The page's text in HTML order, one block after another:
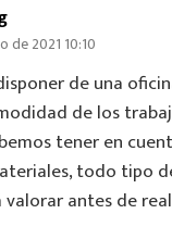
de 2021 10:10
de una
de los
tener en
todo tipo
antes de